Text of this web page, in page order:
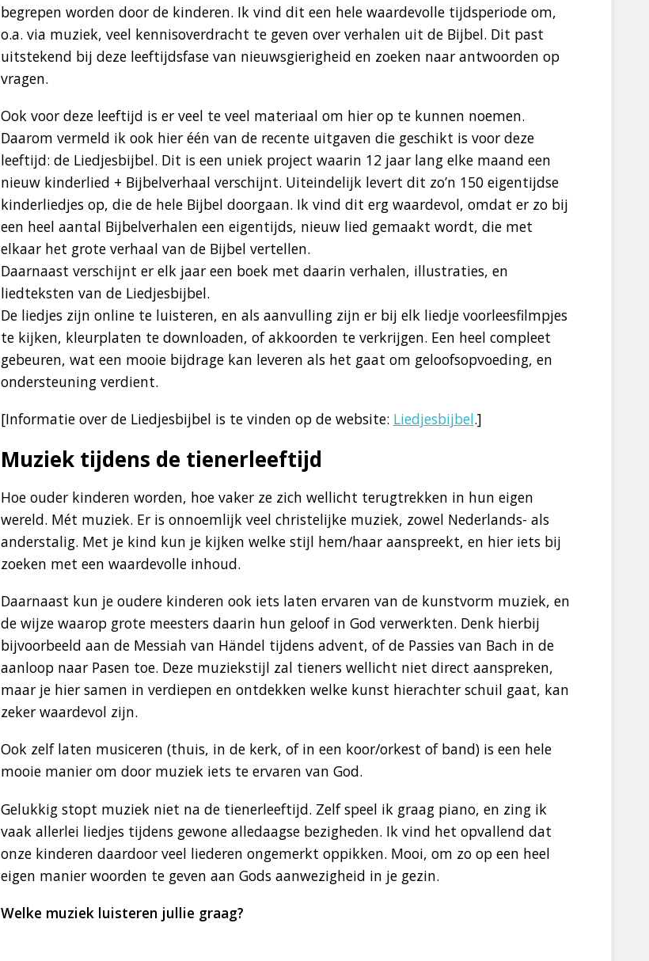
begrepen worden door de kinderen. Ik vind dit een hele waardevolle tijdsperiode om,
o.a. via muziek, veel kennisoverdracht te geven over verhalen uit de Bijbel. Dit past
uitstekend bij deze leeftijdsfase van nieuwsgierigheid en zoeken naar antwoorden op
vragen.
Ook voor deze leeftijd is er veel te veel materiaal om hier op te kunnen noemen.
Daarom vermeld ik ook hier één van de recente uitgaven die geschikt is voor deze
leeftijd: de Liedjesbijbel. Dit is een uniek project waarin 12 jaar lang elke maand een
nieuw kinderlied + Bijbelverhaal verschijnt. Uiteindelijk levert dit zo’n 150 eigentijdse
kinderliedjes op, die de hele Bijbel doorgaan. Ik vind dit erg waardevol, omdat er zo bij
een heel aantal Bijbelverhalen een eigentijds, nieuw lied gemaakt wordt, die met
elkaar het grote verhaal van de Bijbel vertellen.
Daarnaast verschijnt er elk jaar een boek met daarin verhalen, illustraties, en
liedteksten van de Liedjesbijbel.
De liedjes zijn online te luisteren, en als aanvulling zijn er bij elk liedje voorleesfilmpjes
te kijken, kleurplaten te downloaden, of akkoorden te verkrijgen. Een heel compleet
gebeuren, wat een mooie bijdrage kan leveren als het gaat om geloofsopvoeding, en
ondersteuning verdient.
[Informatie over de Liedjesbijbel is te vinden op de website: Liedjesbijbel.]
Muziek tijdens de tienerleeftijd
Hoe ouder kinderen worden, hoe vaker ze zich wellicht terugtrekken in hun eigen
wereld. Mét muziek. Er is onnoemlijk veel christelijke muziek, zowel Nederlands- als
anderstalig. Met je kind kun je kijken welke stijl hem/haar aanspreekt, en hier iets bij
zoeken met een waardevolle inhoud.
Daarnaast kun je oudere kinderen ook iets laten ervaren van de kunstvorm muziek, en
de wijze waarop grote meesters daarin hun geloof in God verwerkten. Denk hierbij
bijvoorbeeld aan de Messiah van Händel tijdens advent, of de Passies van Bach in de
aanloop naar Pasen toe. Deze muziekstijl zal tieners wellicht niet direct aanspreken,
maar je hier samen in verdiepen en ontdekken welke kunst hierachter schuil gaat, kan
zeker waardevol zijn.
Ook zelf laten musiceren (thuis, in de kerk, of in een koor/orkest of band) is een hele
mooie manier om door muziek iets te ervaren van God.
Gelukkig stopt muziek niet na de tienerleeftijd. Zelf speel ik graag piano, en zing ik
vaak allerlei liedjes tijdens gewone alledaagse bezigheden. Ik vind het opvallend dat
onze kinderen daardoor veel liederen ongemerkt oppikken. Mooi, om zo op een heel
eigen manier woorden te geven aan Gods aanwezigheid in je gezin.
Welke muziek luisteren jullie graag?